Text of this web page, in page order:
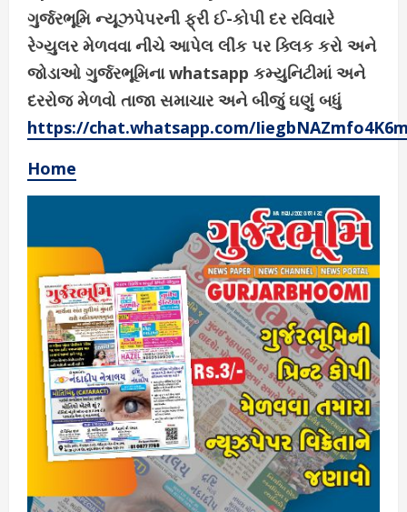
ગુર્જરભૂમિ ન્યૂઝપેપરની ફ્રી ઈ-કોપી દર રવિવારે
રેગ્યુલર મેળવવા નીચે આપેલ લીંક પર ક્લિક કરો અને
જોડાઓ ગુર્જરભૂમિના whatsapp કમ્યુનિટીમાં અને
દરરોજ મેળવો તાજા સમાચાર અને બીજું ઘણું બધું
https://chat.whatsapp.com/
Home